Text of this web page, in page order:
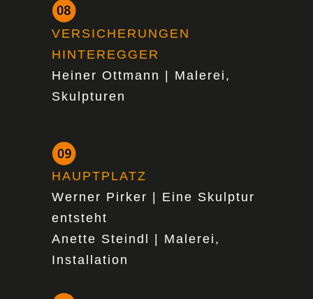
VERSICHERUNGEN
HINTEREGGER
Heiner Ottmann | Malerei,
Skulpturen
HAUPTPLATZ
Werner Pirker | Eine Skulptur
entsteht
Anette Steindl | Malerei,
Installation